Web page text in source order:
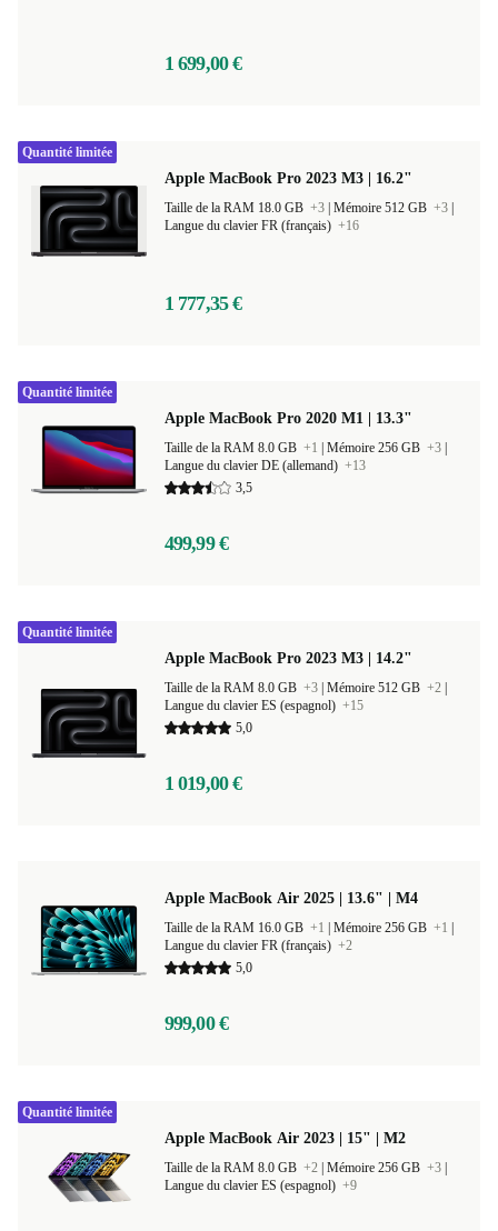
1 699,00 €
Apple MacBook Pro 2023 M3 | 16.2"
Taille de la RAM 18.0 GB +3 Mémoire 512 GB +3
Langue du clavier FR (français) +16
1 777,35 €
Quantité limitée
Apple MacBook Pro 2020 M1 | 13.3"
Taille de la RAM 8.0 GB +1 Mémoire 256 GB +3
Langue du clavier DE (allemand) +13
3,5
499,99 €
Quantité limitée
Apple MacBook Pro 2023 M3 | 14.2"
Taille de la RAM 8.0 GB +3 Mémoire 512 GB +2
Langue du clavier ES (espagnol) +15
5,0
1 019,00 €
Quantité limitée
Apple MacBook Air 2025 | 13.6" | M4
Taille de la RAM 16.0 GB +1 Mémoire 256 GB +1
Langue du clavier FR (français) +2
5,0
999,00 €
Apple MacBook Air 2023 | 15" | M2
Taille de la RAM 8.0 GB +2 Mémoire 256 GB +3
Langue du clavier ES (espagnol) +9
Quantité limitée